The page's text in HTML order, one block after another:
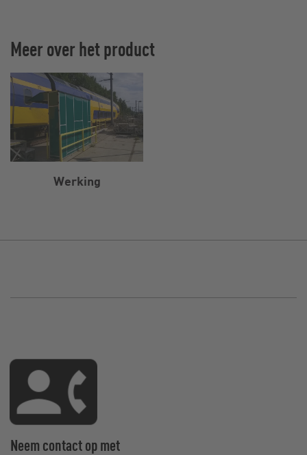
Meer over het product
Werking
Neem contact op met